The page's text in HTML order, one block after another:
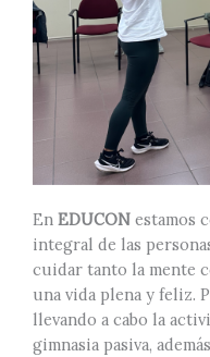
En EDUCON estamos
integral de las
cuidar tanto la mente
una vida plena y feliz.
llevando a cabo la
gimnasia pasiva,